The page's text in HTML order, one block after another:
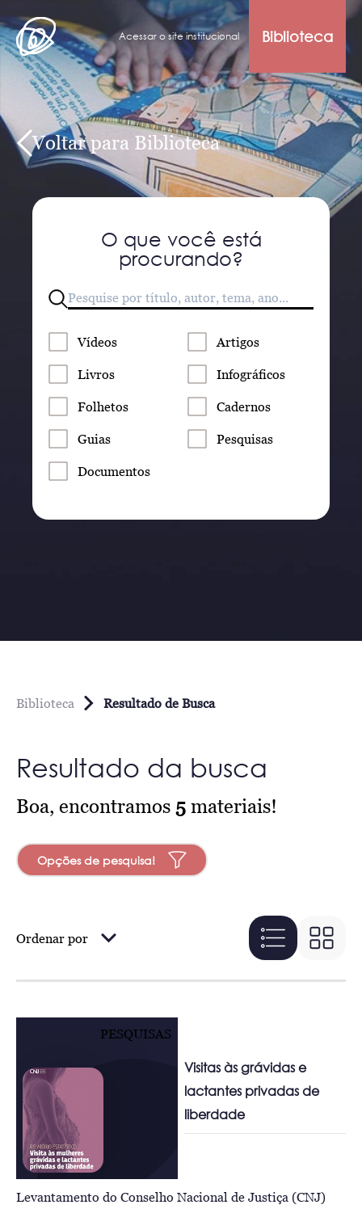
Acessar o site institucional Biblioteca
Voltar para Biblioteca
O que você está
procurando?
Vídeos Artigos
Livros Infográficos
Folhetos Cadernos
Guias Pesquisas
Documentos
Biblioteca Resultado de Busca
Resultado da busca
Boa, encontramos 5 materiais!
Opções de pesquisa!
Ordenar por
PESQUISAS
Visitas às grávidas e
lactantes privadas de
liberdade
Levantamento do Conselho Nacional de Justiça (CNJ)